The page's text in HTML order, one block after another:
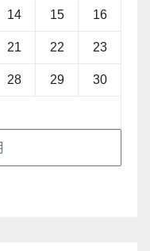
14 15 16
21 22 23
28 29 30